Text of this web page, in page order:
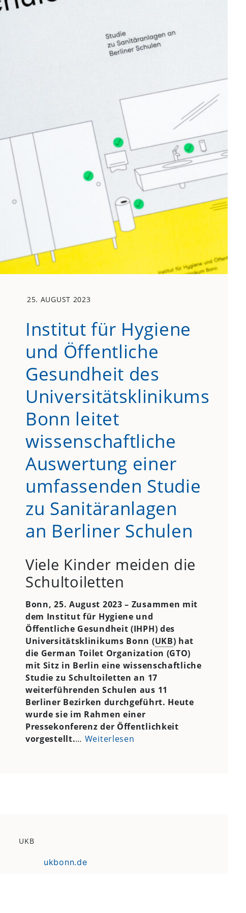
25. AUGUST 2023
Institut für Hygiene
und Öffentliche
Gesundheit des
Universitätsklinikums
Bonn leitet
wissenschaftliche
Auswertung einer
umfassenden Studie
zu Sanitäranlagen
an Berliner Schulen
Viele Kinder meiden die
Schultoiletten
Bonn, 25. August 2023 – Zusammen mit
dem Institut für Hygiene und
Öffentliche Gesundheit (IHPH) des
Universitätsklinikums Bonn (UKB) hat
die German Toilet Organization (GTO)
mit Sitz in Berlin eine wissenschaftliche
Studie zu Schultoiletten an 17
weiterführenden Schulen aus 11
Berliner Bezirken durchgeführt. Heute
wurde sie im Rahmen einer
Pressekonferenz der Öffentlichkeit
vorgestellt.… Weiterlesen
UKB
ukbonn.de